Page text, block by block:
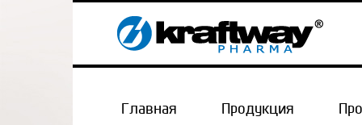
Главная Продукция